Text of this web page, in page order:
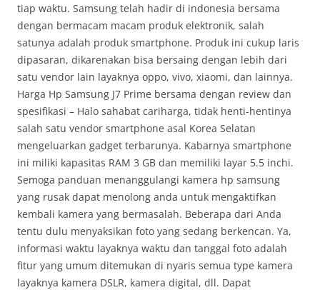
tiap waktu. Samsung telah hadir di indonesia bersama
dengan bermacam macam produk elektronik, salah
satunya adalah produk smartphone. Produk ini cukup laris
dipasaran, dikarenakan bisa bersaing dengan lebih dari
satu vendor lain layaknya oppo, vivo, xiaomi, dan lainnya.
Harga Hp Samsung J7 Prime bersama dengan review dan
spesifikasi – Halo sahabat cariharga, tidak henti-hentinya
salah satu vendor smartphone asal Korea Selatan
mengeluarkan gadget terbarunya. Kabarnya smartphone
ini miliki kapasitas RAM 3 GB dan memiliki layar 5.5 inchi.
Semoga panduan menanggulangi kamera hp samsung
yang rusak dapat menolong anda untuk mengaktifkan
kembali kamera yang bermasalah. Beberapa dari Anda
tentu dulu menyaksikan foto yang sedang berkencan. Ya,
informasi waktu layaknya waktu dan tanggal foto adalah
fitur yang umum ditemukan di nyaris semua type kamera
layaknya kamera DSLR, kamera digital, dll. Dapat